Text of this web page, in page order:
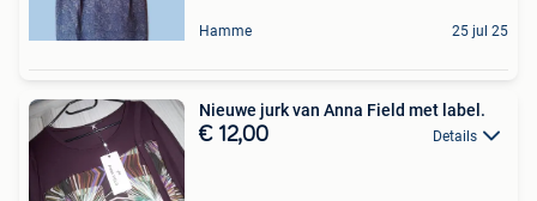
Hamme 25 jul 25
Nieuwe jurk van Anna Field met label.
€ 12,00 Details